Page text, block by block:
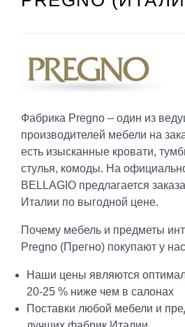
Фабрика Pregno – один из
производителей мебели на
есть изысканные кровати,
стулья, комоды. На
BELLAGIO предлагается
Италии по выгодной цене.
Почему мебель и предметы
Pregno (Прегно) покупают у
Наши цены являются
20-25 % ниже чем в салонах
Поставки любой мебели и